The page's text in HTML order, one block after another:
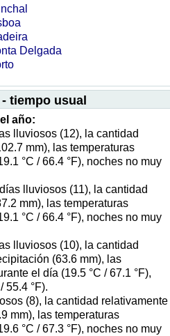
Delgada
tiempo usual
año:
lluviosos (12), la cantidad
mm), las temperaturas
°C / 66.4 °F), noches no muy
lluviosos (11), la cantidad
mm), las temperaturas
°C / 66.4 °F), noches no muy
lluviosos (10), la cantidad
(63.6 mm), las
el día (19.5 °C / 67.1 °F),
55.4 °F).
(8), la cantidad relativamente
mm), las temperaturas
°C / 67.3 °F), noches no muy